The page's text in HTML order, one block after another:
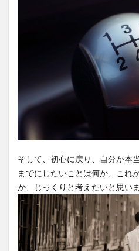
そして、初心に戻り、自分が本
までにしたいことは何か、これ
か、じっくりと考えたいと思いま